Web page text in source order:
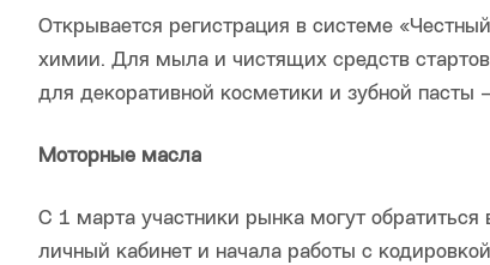
Открывается регистрация в системе
химии. Для мыла и чистящих средств
для декоративной косметики и зубной пасты
Моторные масла
С 1 марта участники рынка могут
личный кабинет и начала работы с